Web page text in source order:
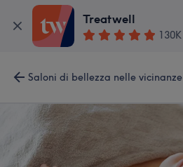
Treatwell
130K
Saloni di bellezza nelle vicinanze